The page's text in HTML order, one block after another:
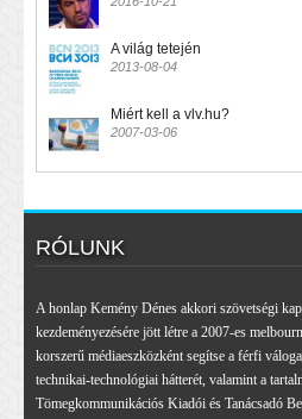
A világ tetején
2013-08-04
Miért kell a vlv.hu?
2007-03-06
RÓLUNK
A honlap Kemény Dénes akkori szövetségi
kezdeményezésére jött létre a 2007-es
korszerű médiaeszközként segítse a férfi
technikai-technológiai hátterét, valamint a
Tömegkommunikációs Kiadói és Tanácsadó